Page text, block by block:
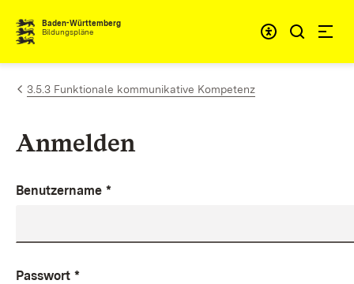
Zum Inhalt springen
Baden-Württemberg
Bildungspläne
3.5.3 Funktionale kommunikative Kompetenz
Anmelden
Benutzername *
Passwort *